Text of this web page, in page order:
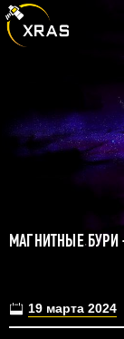
МАГНИТНЫЕ
19 марта 2024